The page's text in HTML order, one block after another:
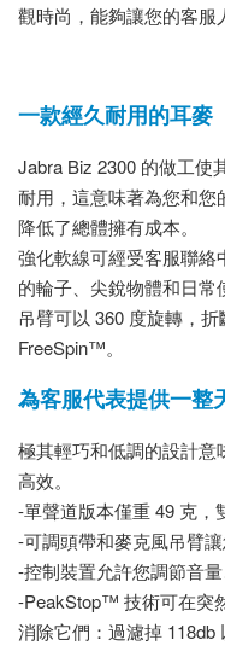
觀時尚，能夠讓您的客服
一款經久耐用的耳麥
Jabra Biz 2300 的做工使
耐用，這意味著為您和您
降低了總體擁有成本。
強化軟線可經受客服聯
的輪子、尖銳物體和日常
吊臂可以 360 度旋轉，
FreeSpin™。
為客服代表提供一整
極其輕巧和低調的設計意
高效。
-單聲道版本僅重 49 克，
-可調頭帶和麥克風吊臂讓
-控制裝置允許您調節音量
-PeakStop™ 技術可在突
消除它們：過濾掉 118db